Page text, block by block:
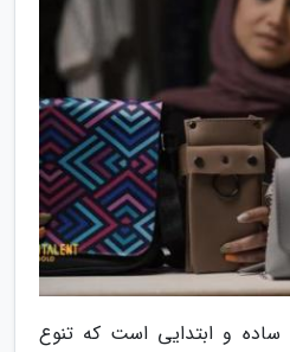
و ابتدایی است که تنوع